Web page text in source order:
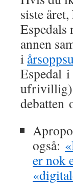
siste
annen
i
Espedal
ufrivillig)
debatten
også:
er nok